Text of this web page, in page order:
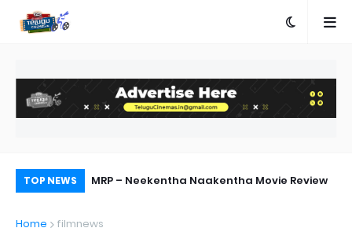
TOP NEWS
Grandly MRP – Neekentha Naakentha Movie Review
Home
filmnews